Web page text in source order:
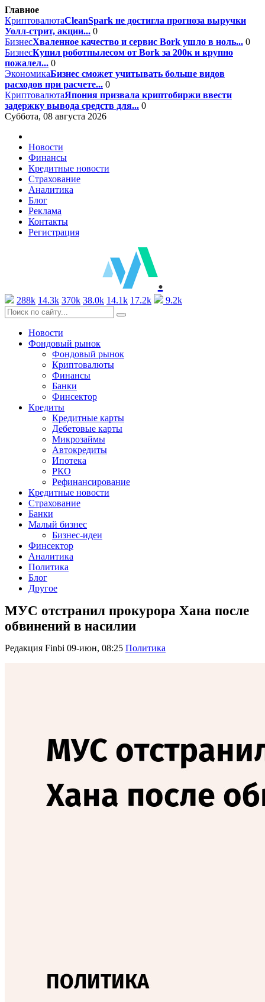
Главное
КриптовалютаCleanSpark не достигла прогноза выручки
Уолл-стрит, акции... 0
БизнесХваленное качество и сервис Bork ушло в ноль... 0
БизнесКупил роботпылесом от Bork за 200к и крупно
пожалел... 0
ЭкономикаБизнес сможет учитывать больше видов
расходов при расчете... 0
КриптовалютаЯпония призвала криптобиржи ввести
задержку вывода средств для... 0
Суббота, 08 августа 2026
Новости
Финансы
Кредитные новости
Страхование
Аналитика
Блог
Реклама
Контакты
Регистрация
.
288k 14.3k 370k 38.0k 14.1k 17.2k 9.2k
Новости
Фондовый рынок
Фондовый рынок
Криптовалюты
Финансы
Банки
Финсектор
Кредиты
Кредитные карты
Дебетовые карты
Микрозаймы
Автокредиты
Ипотека
РКО
Рефинансирование
Кредитные новости
Страхование
Банки
Малый бизнес
Бизнес-идеи
Финсектор
Аналитика
Политика
Блог
Другое
МУС отстранил прокурора Хана после
обвинений в насилии
Редакция Finbi 09-июн, 08:25 Политика